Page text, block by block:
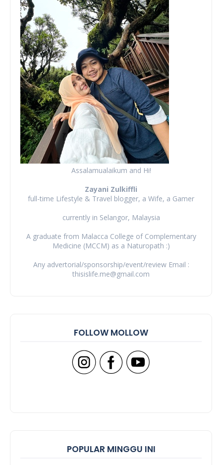
Assalamualaikum and Hi!
Zayani Zulkiffli
full-time Lifestyle & Travel blogger, a Wife, a Gamer
currently in Selangor, Malaysia
A graduate from Malacca College of Complementary
Medicine (MCCM) as a Naturopath :)
Any advertorial/sponsorship/event/review Email :
thisislife.me@gmail.com
FOLLOW MOLLOW
POPULAR MINGGU INI